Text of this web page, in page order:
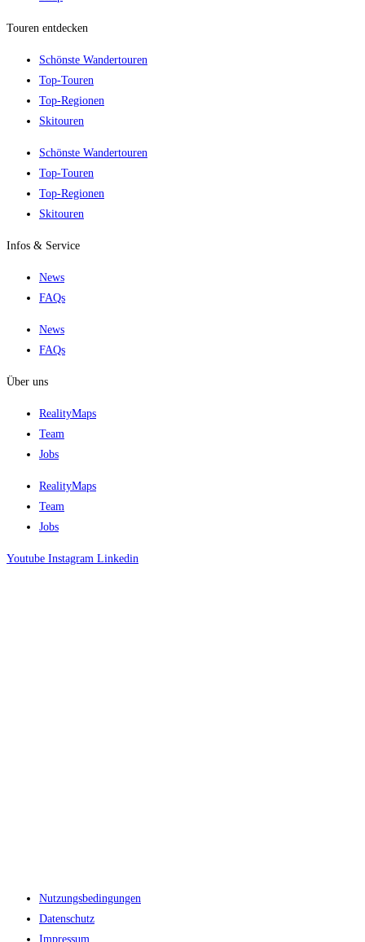
Touren entdecken
Schönste Wandertouren
Top-Touren
Top-Regionen
Skitouren
Schönste Wandertouren
Top-Touren
Top-Regionen
Skitouren
Infos & Service
News
FAQs
News
FAQs
Über uns
RealityMaps
Team
Jobs
RealityMaps
Team
Jobs
Youtube Instagram Linkedin
Nutzungsbedingungen
Datenschutz
Impressum